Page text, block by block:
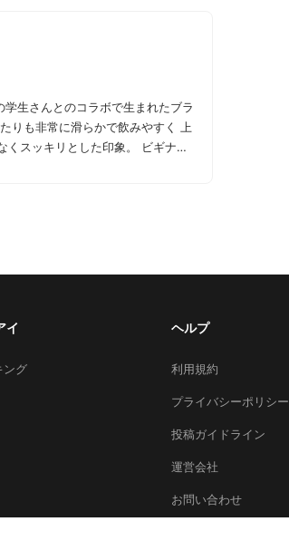
串カツとも相性が良かったです。
生さんとのコラボで生まれたブラ
スッキリとした印象。 ビギナー
イ
ング
ヘルプ
利用規約
プライバシーポリシー
投稿ガイドライン
運営会社
お問い合わせ